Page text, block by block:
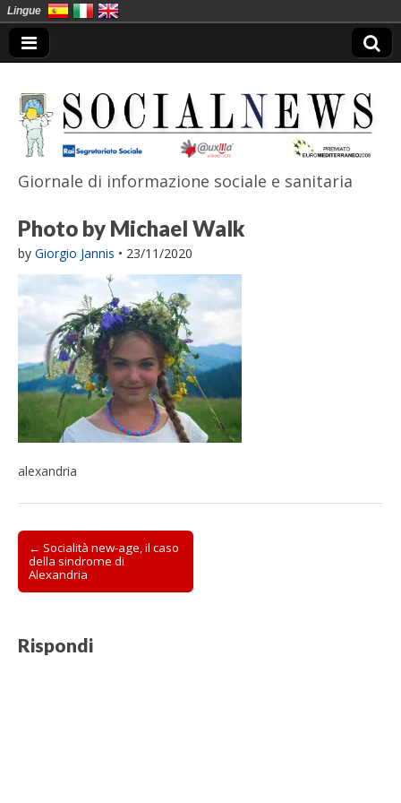
SocialNews
Giornale di informazione sociale e sanitaria
Photo by Michael Walk
by Giorgio Jannis • 23/11/2020
alexandria
Post
navigation
← Socialità new-age, il caso
della sindrome di
Alexandria
Rispondi
Lingue